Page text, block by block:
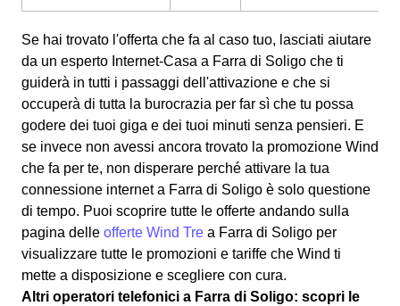
Se hai trovato l'offerta che fa al caso tuo, lasciati aiutare
da un esperto Internet-Casa a Farra di Soligo che ti
guiderà in tutti i passaggi dell'attivazione e che si
occuperà di tutta la burocrazia per far sì che tu possa
godere dei tuoi giga e dei tuoi minuti senza pensieri. E
se invece non avessi ancora trovato la promozione Wind
che fa per te, non disperare perché attivare la tua
connessione internet a Farra di Soligo è solo questione
di tempo. Puoi scoprire tutte le offerte andando sulla
pagina delle offerte Wind Tre a Farra di Soligo per
visualizzare tutte le promozioni e tariffe che Wind ti
mette a disposizione e scegliere con cura.
Altri operatori telefonici a Farra di Soligo: scopri le